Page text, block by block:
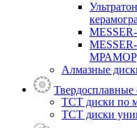
Алмазные
Твердосплавные
ТСТ диски по
ТСТ диски